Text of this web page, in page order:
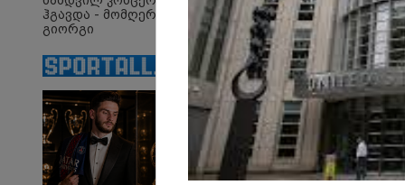
ირაკლი
ღარიბაშვილი კლინიკაში
იყო გადაყვანილი - რა
დეტალებზე საუბრობს
მისი ადვოკატი?
ჰგავდა - მომღერალი
გიორგი
დაქორწინდა (ვიდეო)